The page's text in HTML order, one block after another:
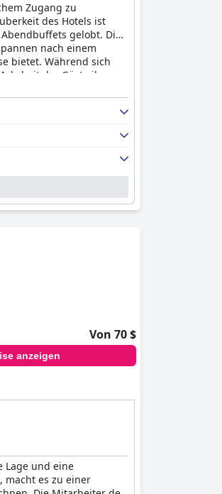
Zugang zu
des Hotels ist
gelobt. Die
nach einem
bietet. Während sich
der Gäste ihren
machen es zu einer
Von 70 $
anzeigen
Lage und eine
macht es zu einer